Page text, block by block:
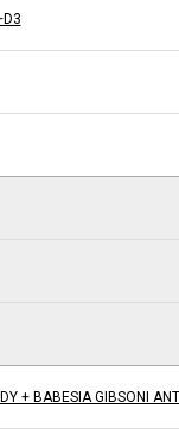
+ BABESIA GIBSONI